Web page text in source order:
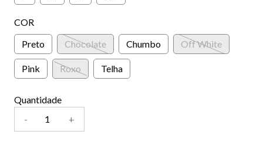
COR
Preto
Chocolate Chumbo Off White
Pink Roxo Telha
Quantidade
-
+